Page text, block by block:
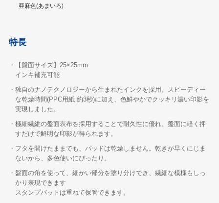
亜麻色(あまいろ)
特長
・【盤面サイズ】25×25mm
インキ補充可能
・独自のナノテクノロジーから生まれたインクを採用。スピーディー
な乾燥時間(PPC用紙 約3秒)に加え、色鮮やかでクッキリ濃い印影を
実現しました。
・極細繊維の盤面表布を採用することで耐久性に優れ、盤面に軽く押
すだけで鮮明な印影が得られます。
・フタを開けたままでも、パッドは乾燥しません。乾きが早くにじま
ないから、多色使いにぴったり。
・盤面の角を使って、細かい部分を塗り分けでき、繊細な模様もしっ
かり表現できます
スタンプパットは重ねて保管できます。